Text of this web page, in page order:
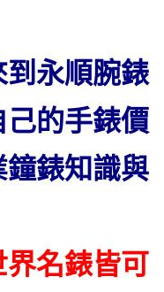
永順腕錶
的手錶價
錶知識與
名錶皆可